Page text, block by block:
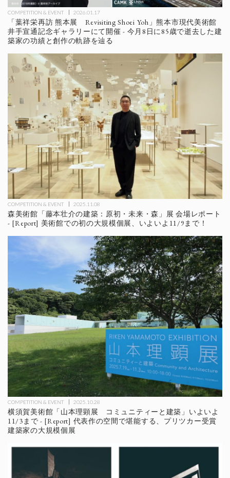
COMPETITION & EVENT 2026.01.17
「葉祥栄再訪 熊本展 Revisiting Shoei Yoh」熊本市現代美術館
井手宣通記念ギャラリーにて開催 - 今月8日に85歳で逝去した建
築家の功績と創作の軌跡を辿る
COMPETITION & EVENT 2025.11.08
森美術館「藤本壮介の建築：原初・未来・森」展 会場レポート
- [Report] 美術館での初の大規模個展、いよいよ11/9まで！
COMPETITION & EVENT 2025.10.28
横須賀美術館「山本理顕展 コミュニティーと建築」いよいよ
11/3まで - [Report] 代表作の空間で堪能する、プリツカー受賞
建築家の大規模個展